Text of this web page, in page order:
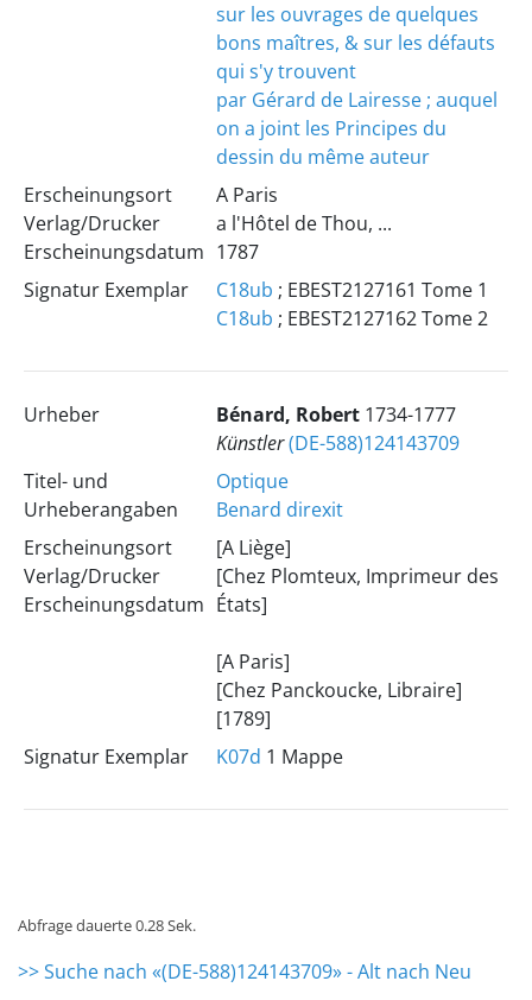
sur les ouvrages de quelques
bons maîtres, & sur les défauts
qui s'y trouvent
par Gérard de Lairesse ; auquel
on a joint les Principes du
dessin du même auteur
Erscheinungsort
Verlag/Drucker
Erscheinungsdatum
A Paris
a l'Hôtel de Thou, ...
1787
Signatur Exemplar
C18ub ; EBEST2127161 Tome 1
C18ub ; EBEST2127162 Tome 2
Urheber Bénard, Robert 1734-1777
Künstler(DE-588)124143709
Titel- und
Urheberangaben
Optique
Benard direxit
Erscheinungsort
Verlag/Drucker
Erscheinungsdatum
[A Liège]
[Chez Plomteux, Imprimeur des
États]
[A Paris]
[Chez Panckoucke, Libraire]
[1789]
Signatur Exemplar
K07d 1 Mappe
Abfrage dauerte 0.28 Sek.
>> Suche nach «(DE-588)124143709» - Alt nach Neu